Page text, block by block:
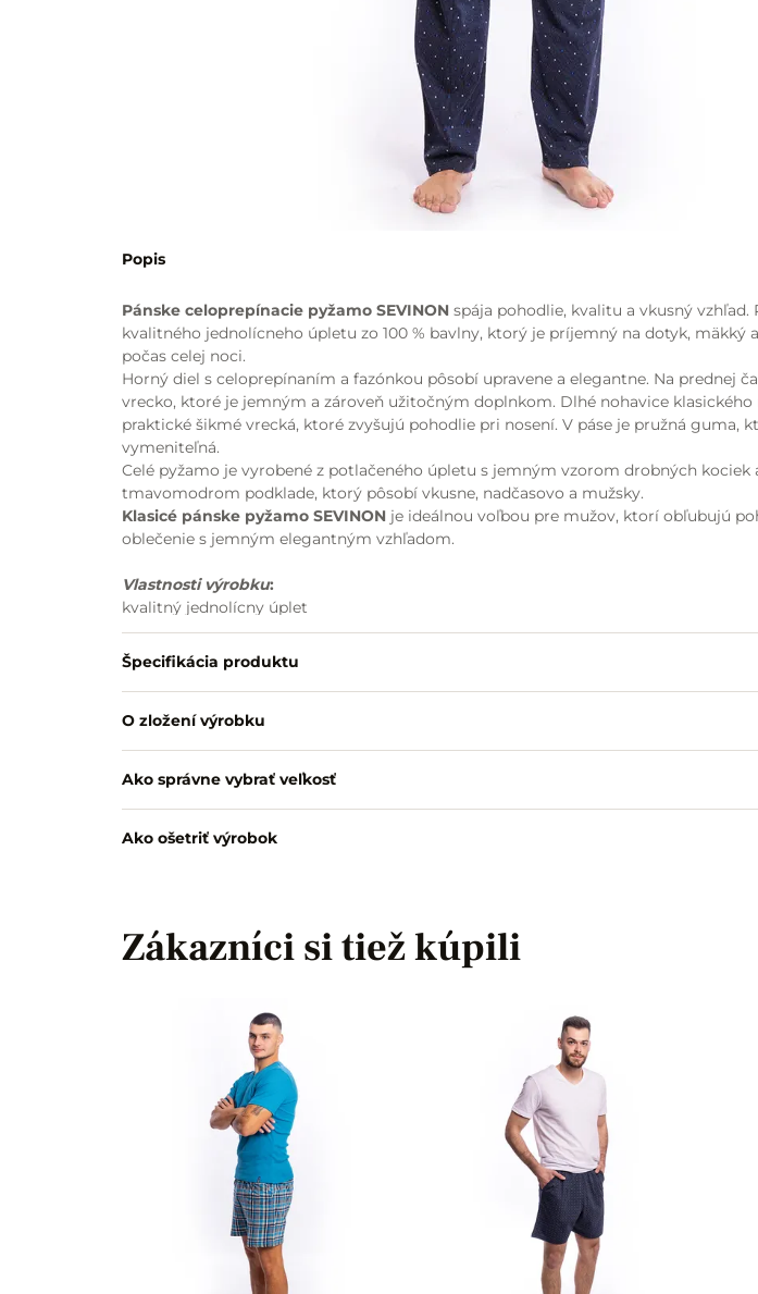
Popis
Pánske celoprepínacie pyžamo SEVINON spája pohodlie, kvalitu a vkusný vzhľad.
kvalitného jednolícneho úpletu zo 100 % bavlny, ktorý je príjemný na dotyk, mäkký
počas celej noci.
Horný diel s celoprepínaním a fazónkou pôsobí upravene a elegantne. Na prednej
vrecko, ktoré je jemným a zároveň užitočným doplnkom. Dlhé nohavice
praktické šikmé vrecká, ktoré zvyšujú pohodlie pri nosení. V páse je pružná guma,
vymeniteľná.
Celé pyžamo je vyrobené z potlačeného úpletu s jemným vzorom drobných kociek
tmavomodrom podklade, ktorý pôsobí vkusne, nadčasovo a mužsky.
Klasicé pánske pyžamo SEVINON je ideálnou voľbou pre mužov, ktorí obľubujú
oblečenie s jemným elegantným vzhľadom.
Vlastnosti výrobku:
kvalitný jednolícny úplet
100 % bavlna
mäkký a príjemný materiál
celoprepínací vrchný diel
fazónka pri výstrihu
malé praktické vrecko na vrchnom diele
pružná guma v páse
guma nie je vymeniteľná
jemná potlač drobných kociek a bodiek
Špecifikácia produktu
O zložení výrobku
Ako správne vybrať veľkosť
Ako ošetriť výrobok
Zákazníci si tiež kúpili